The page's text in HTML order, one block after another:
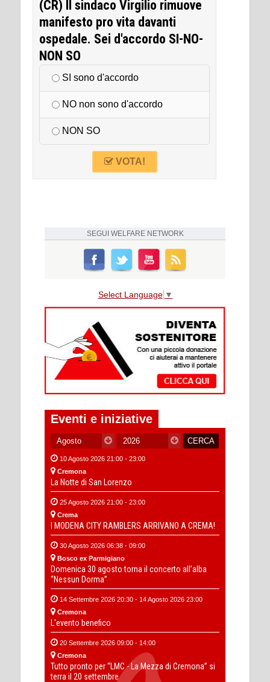
(CR) Il sindaco Virgilio rimuove
manifesto pro vita davanti
ospedale. Sei d'accordo SI-NO-
NON SO
SI sono d'accordo
NO non sono d'accordo
NON SO
VOTA!
SEGUI WELFARE NETWORK
Select Language ▼
Eventi e iniziative
10 Agosto 2026 21:00 - 23:00
Cremona
La Notte di San Lorenzo
25 Agosto 2026 21:00 - 23:00
Crema
I MODENA CITY RAMBLERS ARRIVANO A CREMA!
30 Agosto 2026 06:38 - 09:00
Bosco ex Parmigiano
Domenica 30 agosto torna il concerto all’alba
“Nessun Dorma”
14 Settembre 2026 20:30 - 14 Agosto 2026 23:00
Cremona
L'evento benefico
20 Settembre 2026 09:00 - 14:00
Cremona
Tutto pronto per “LMC - La Mezza di Cremona” si
terra il 20 settembre